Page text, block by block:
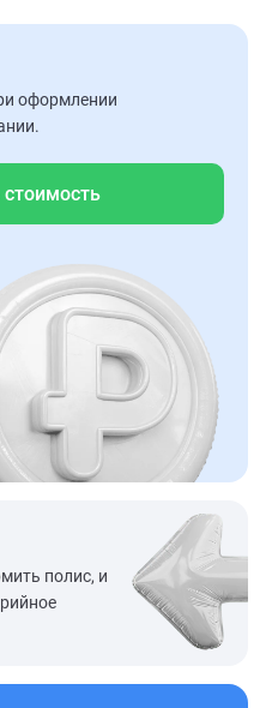
оформлении
стоимость
полис, и